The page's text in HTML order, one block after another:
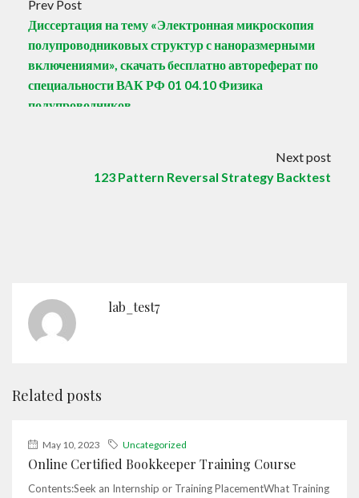
Prev Post
Диссертация на тему «Электронная микроскопия
полупроводниковых структур с наноразмерными
включениями», скачать бесплатно автореферат по
специальности ВАК РФ 01 04.10 Физика
полупроводников
Next post
123 Pattern Reversal Strategy Backtest
lab_test7
Related posts
May 10, 2023 Uncategorized
Online Certified Bookkeeper Training Course
Contents:Seek an Internship or Training PlacementWhat Training